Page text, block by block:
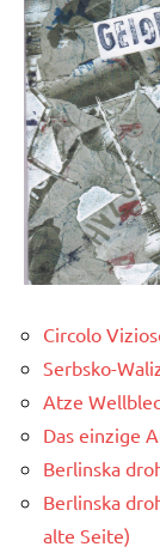
Circolo
Serbsko-
Atze
Das einzige
Berlinska
Berlinska
alte Seite)